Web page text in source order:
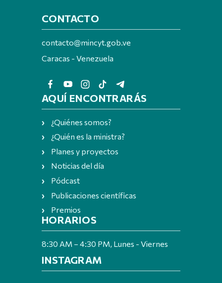
CONTACTO
contacto@mincyt.gob.ve
Caracas - Venezuela
AQUÍ ENCONTRARÁS
¿Quiénes somos?
¿Quién es la ministra?
Planes y proyectos
Noticias del día
Pódcast
Publicaciones científicas
Premios
HORARIOS
8:30 AM – 4:30 PM, Lunes - Viernes
INSTAGRAM